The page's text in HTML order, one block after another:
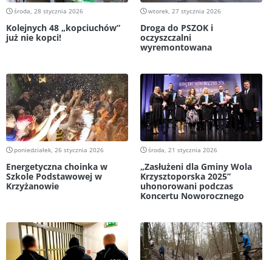
środa, 28 stycznia 2026
Kolejnych 48 „kopciuchów”
już nie kopci!
wtorek, 27 stycznia 2026
Droga do PSZOK i
oczyszczalni
wyremontowana
poniedziałek, 26 stycznia 2026
Energetyczna choinka w
Szkole Podstawowej w
Krzyżanowie
środa, 21 stycznia 2026
„Zasłużeni dla Gminy Wola
Krzysztoporska 2025”
uhonorowani podczas
Koncertu Noworocznego